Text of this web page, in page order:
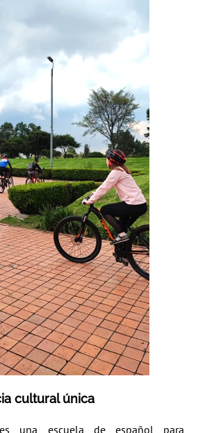
cultural única
una escuela de español para